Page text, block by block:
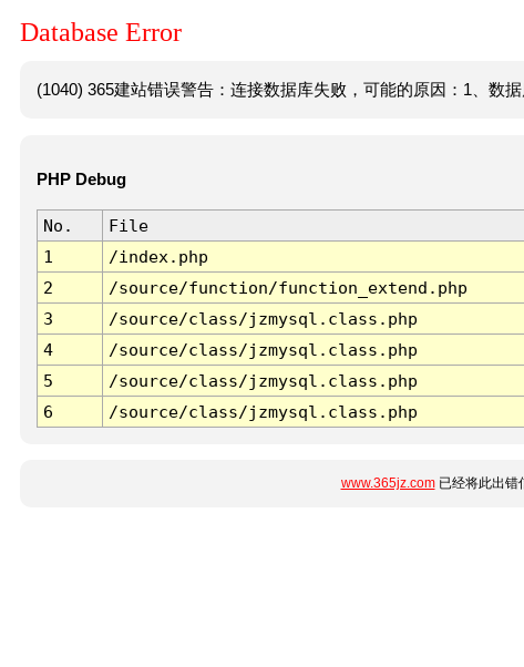
Database Error
(1040) 365建站错误警告：连接数据库失败，可能的原因：1、数
PHP Debug
No. File
1
/index.php
2
/source/function/function_extend.php
3
/source/class/jzmysql.class.php
4
/source/class/jzmysql.class.php
5
/source/class/jzmysql.class.php
6
/source/class/jzmysql.class.php
www.365jz.com已经将此出错